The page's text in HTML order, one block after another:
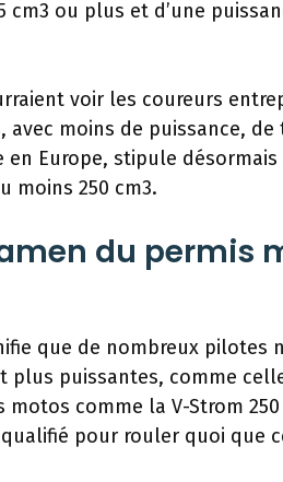
cm3 ou plus et d’une
voir les coureurs
moins de puissance,
en Europe, stipule
moins 250 cm3.
du permis
que de nombreux pilotes
plus puissantes, comme
comme la V-Strom
pour rouler quoi que